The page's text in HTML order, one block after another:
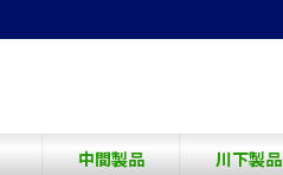
中間製品 川下製品